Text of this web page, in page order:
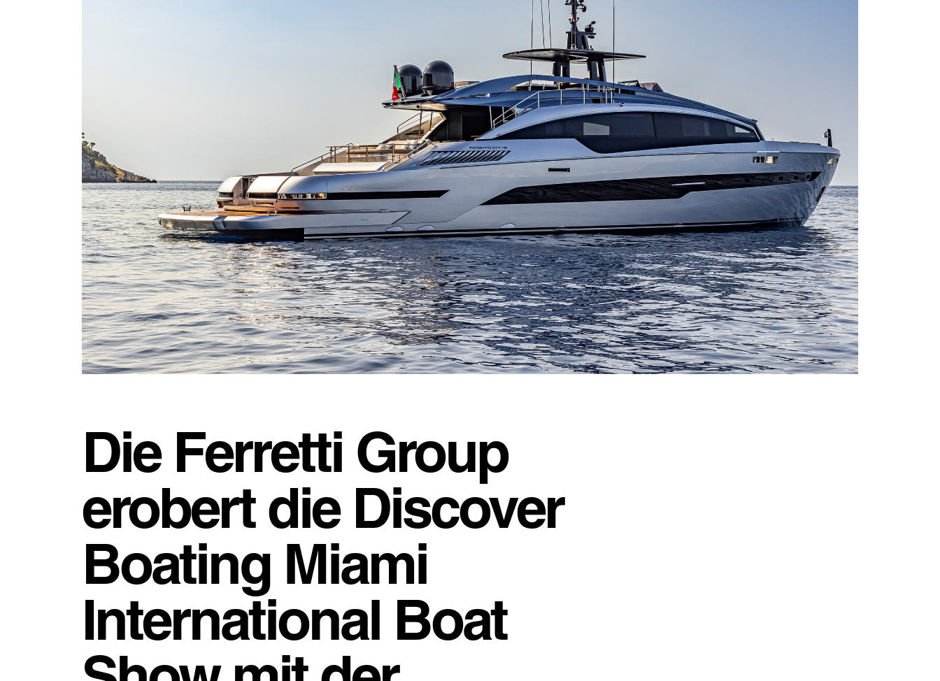
Die Ferretti Group
erobert die Discover
Boating Miami
International Boat